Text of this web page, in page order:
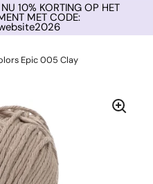
10% KORTING OP HET
MET CODE:
Epic 005 Clay